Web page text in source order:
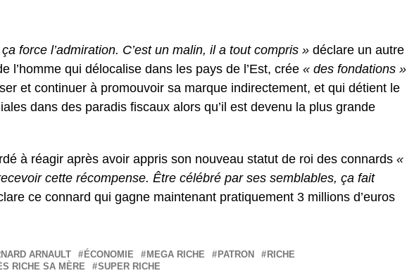
force l’admiration. C’est un malin, il a tout compris » déclare un autre
l’homme qui délocalise dans les pays de l’Est, crée « des fondations »
et continuer à promouvoir sa marque indirectement, et qui détient le
dans des paradis fiscaux alors qu’il est devenu la plus grande
à réagir après avoir appris son nouveau statut de roi des connards «
cette récompense. Être célébré par ses semblables, ça fait
ce connard qui gagne maintenant pratiquement 3 millions d’euros
ARNAULT ÉCONOMIE MEGA RICHE PATRON
RICHE
RICHE SA MÈRE
SUPER RICHE